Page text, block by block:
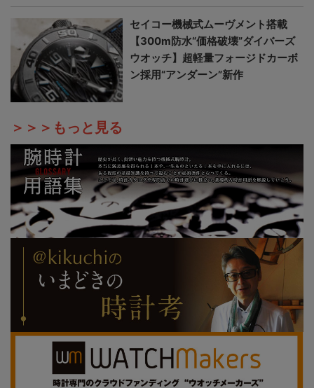
セイコー機械式ムーヴメント搭載
【300m防水“価格破壊”ダイバーズ
ウオッチ】超軽量フォージドカーボ
ン採用“アンダーン”新作
＞＞＞もっと見る